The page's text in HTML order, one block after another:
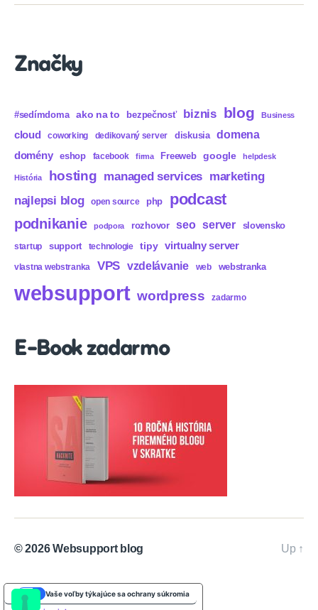
Značky
#sedímdoma ako na to bezpečnosť biznis blog Business
cloud coworking dedikovaný server diskusia domena
domény eshop facebook firma Freeweb google helpdesk
História hosting managed services marketing
najlepsi blog open source php podcast
podnikanie podpora rozhovor seo server slovensko
startup support technologie tipy virtualny server
vlastna webstranka VPS vzdelávanie web webstranka
websupport wordpress zadarmo
E-Book zadarmo
© 2026Websupport blog Up ↑
Vaše voľby týkajúce sa ochrany súkromia